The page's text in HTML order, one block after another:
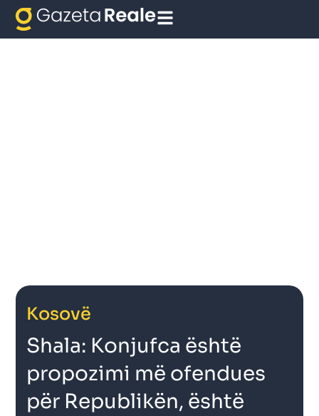
Kosovë
Shala: Konjufca është
propozimi më ofendues
për Republikën, është